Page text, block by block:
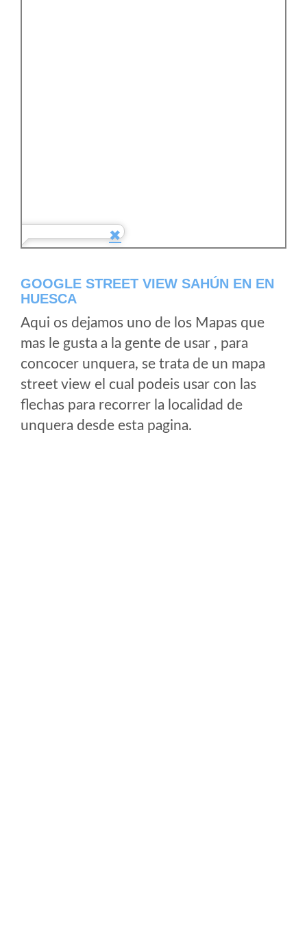
GOOGLE STREET VIEW SAHÚN EN EN
HUESCA
Aqui os dejamos uno de los Mapas que
mas le gusta a la gente de usar , para
concocer unquera, se trata de un mapa
street view el cual podeis usar con las
flechas para recorrer la localidad de
unquera desde esta pagina.